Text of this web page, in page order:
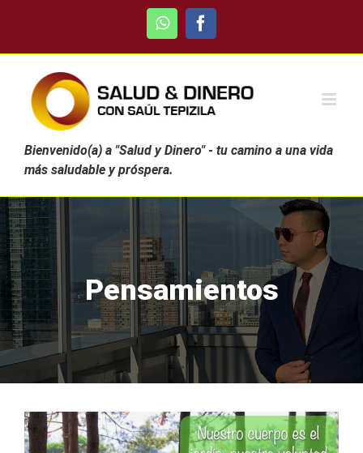
WhatsAppFacebook
Bienvenido(a) a "Salud y Dinero" - tu camino a una vida
más saludable y próspera.
Pensamientos